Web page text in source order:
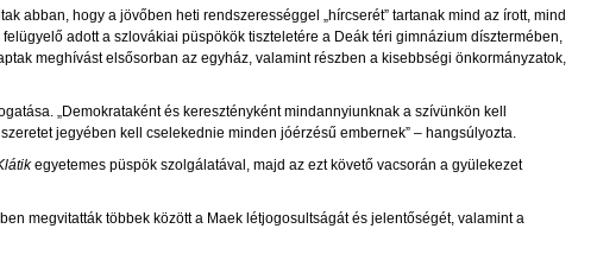
abban, hogy a jövőben heti rendszerességgel „hírcserét” tartanak mind az írott, mind
adott a szlovákiai püspökök tiszteletére a Deák téri gimnázium dísztermében,
meghívást elsősorban az egyház, valamint részben a kisebbségi önkormányzatok,
„Demokrataként és keresztényként mindannyiunknak a szívünkön kell
jegyében kell cselekednie minden jóérzésű embernek” – hangsúlyozta.
egyetemes püspök szolgálatával, majd az ezt követő vacsorán a gyülekezet
megvitatták többek között a Maek létjogosultságát és jelentőségét, valamint a